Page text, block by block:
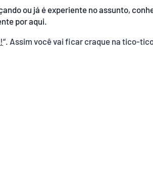
ou já é experiente no assunto,
por aqui.
“. Assim você vai ficar craque na tico-